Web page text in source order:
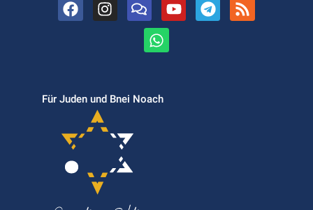
Für Juden und Bnei Noach